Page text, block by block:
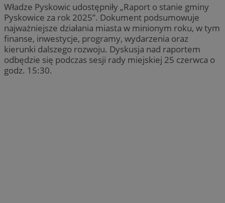
Władze Pyskowic udostępniły „Raport o stanie gminy
Pyskowice za rok 2025”. Dokument podsumowuje
najważniejsze działania miasta w minionym roku, w tym
finanse, inwestycje, programy, wydarzenia oraz
kierunki dalszego rozwoju. Dyskusja nad raportem
odbędzie się podczas sesji rady miejskiej 25 czerwca o
godz. 15:30.